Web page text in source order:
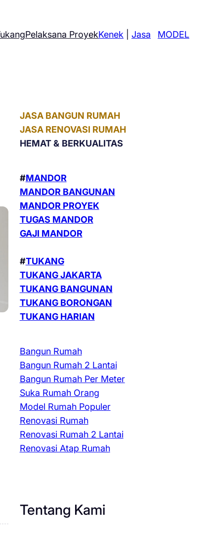
Pelaksana ProyekKenek |Jasa MODEL
JASA BANGUN RUMAH
JASA RENOVASI RUMAH
HEMAT & BERKUALITAS
#MANDOR
MANDOR BANGUNAN
MANDOR PROYEK
TUGAS MANDOR
GAJI MANDOR
#TUKANG
TUKANG JAKARTA
TUKANG BANGUNAN
TUKANG BORONGAN
TUKANG HARIAN
Bangun Rumah
Bangun Rumah 2 Lantai
Bangun Rumah Per Meter
Suka Rumah Orang
Model Rumah Populer
Renovasi Rumah
Renovasi Rumah 2 Lantai
Renovasi Atap Rumah
Tentang Kami